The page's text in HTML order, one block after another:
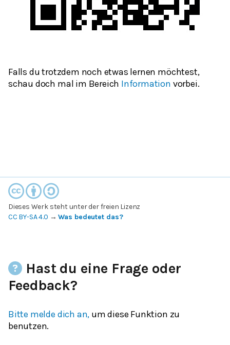
Falls du trotzdem noch etwas lernen möchtest,
schau doch mal im Bereich Information vorbei.
Dieses Werk steht unter der freien Lizenz
CC BY-SA 4.0 →Was bedeutet das?
Hast du eine Frage oder
Feedback?
Bitte melde dich an, um diese Funktion zu
benutzen.